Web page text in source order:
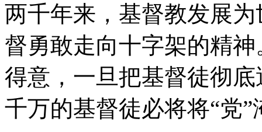
两千年来，基督教发展
督勇敢走向十字架的精
得意，一旦把基督徒彻
千万的基督徒必将将“党”